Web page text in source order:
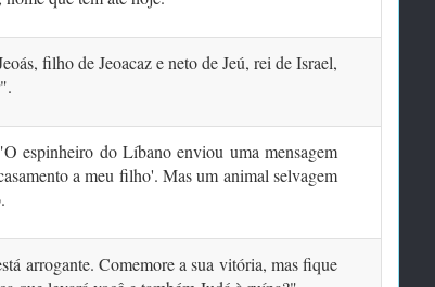
filho de Jeoacaz e neto de Jeú, rei de Israel,
espinheiro do Líbano enviou uma mensagem
a meu filho'. Mas um animal selvagem
arrogante. Comemore a sua vitória, mas fique